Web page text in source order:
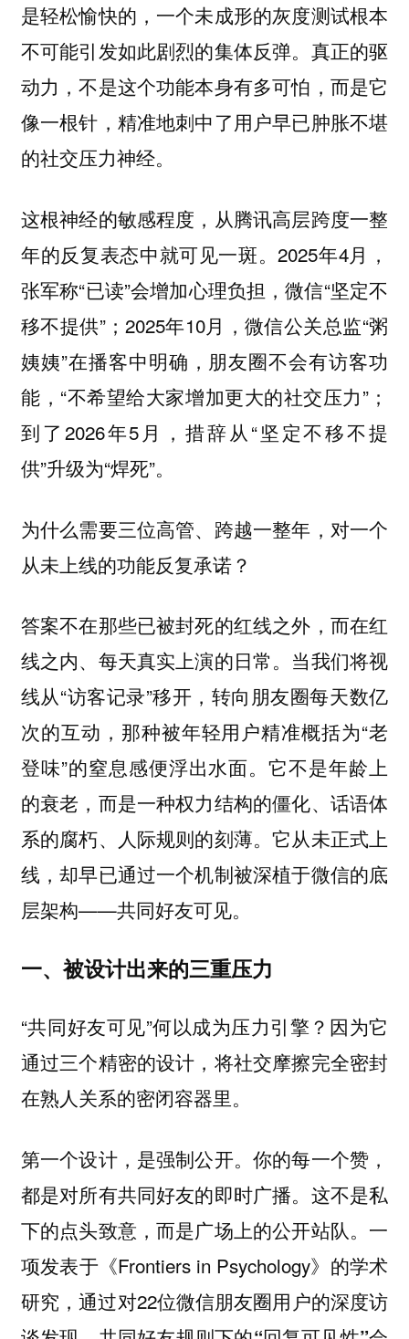
是轻松愉快的，一个未成形的灰度测试根本
不可能引发如此剧烈的集体反弹。真正的驱
动力，不是这个功能本身有多可怕， 而是它
像一根针，精准地刺中了用户早已肿胀不堪
的社交压力神经。
这根神经的敏感程度，从腾讯高层跨度一整
年的反复表态中就可见一斑。2025年4月，
张军称“已读”会增加心理负担，微信“坚定不
移不提供”；2025年10月，微信公关总监“粥
姨姨”在播客中明确，朋友圈不会有访客功
能，“不希望给大家增加更大的社交压力”；
到了2026年5月，措辞从“坚定不移不提
供”升级为“焊死”。
为什么需要三位高管、跨越一整年，对一个
从未上线的功能反复承诺？
答案不在那些已被封死的红线之外，而在红
线之内、每天真实上演的日常。当我们将视
线从“访客记录”移开，转向朋友圈每天数亿
次的互动，那种被年轻用户精准概括为“老
登味”的窒息感便浮出水面。它不是年龄上
的衰老，而是一种权力结构的僵化、话语体
系的腐朽、人际规则的刻薄。它从未正式上
线，却早已通过一个机制被深植于微信的底
层架构——共同好友可见。
一、被设计出来的三重压力
“共同好友可见”何以成为压力引擎？因为它
通过三个精密的设计，将社交摩擦完全密封
在熟人关系的密闭容器里。
第一个设计，是强制公开。你的每一个赞，
都是对所有共同好友的即时广播。这不是私
下的点头致意，而是广场上的公开站队。一
项发表于《Frontiers in Psychology》的学术
研究，通过对22位微信朋友圈用户的深度访